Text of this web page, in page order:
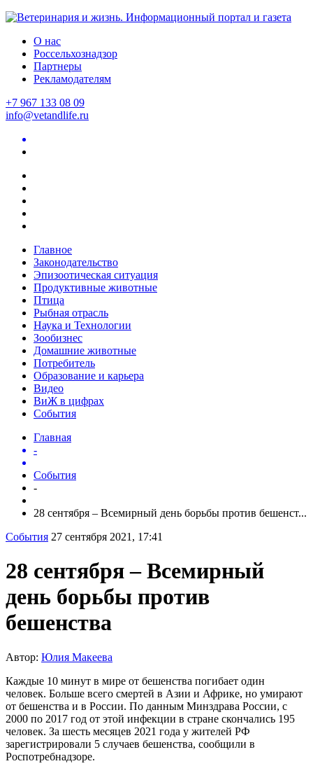
О нас
Россельхознадзор
Партнеры
Рекламодателям
+7 967 133 08 09
info@vetandlife.ru
Главное
Законодательство
Эпизоотическая ситуация
Продуктивные животные
Птица
Рыбная отрасль
Наука и Технологии
Зообизнес
Домашние животные
Потребитель
Образование и карьера
Видео
ВиЖ в цифрах
События
Главная
-
События
-
28 сентября – Всемирный день борьбы против бешенст...
События 27 сентября 2021, 17:41
28 сентября – Всемирный
день борьбы против
бешенства
Автор: Юлия Макеева
Каждые 10 минут в мире от бешенства погибает один
человек. Больше всего смертей в Азии и Африке, но умирают
от бешенства и в России. По данным Минздрава России, с
2000 по 2017 год от этой инфекции в стране скончались 195
человек. За шесть месяцев 2021 года у жителей РФ
зарегистрировали 5 случаев бешенства, сообщили в
Роспотребнадзоре.